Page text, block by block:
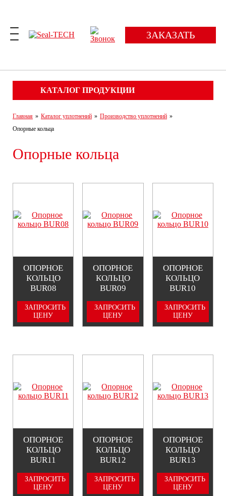
ЗАКАЗАТЬ
КАТАЛОГ ПРОДУКЦИИ
Главная » Каталог уплотнений » Производство уплотнений »
Опорные кольца
Опорные кольца
ОПОРНОЕ
КОЛЬЦО
BUR08
ЗАПРОСИТЬ
ЦЕНУ
ОПОРНОЕ
КОЛЬЦО
BUR09
ЗАПРОСИТЬ
ЦЕНУ
ОПОРНОЕ
КОЛЬЦО
BUR10
ЗАПРОСИТЬ
ЦЕНУ
ОПОРНОЕ
КОЛЬЦО
BUR11
ЗАПРОСИТЬ
ЦЕНУ
ОПОРНОЕ
КОЛЬЦО
BUR12
ЗАПРОСИТЬ
ЦЕНУ
ОПОРНОЕ
КОЛЬЦО
BUR13
ЗАПРОСИТЬ
ЦЕНУ